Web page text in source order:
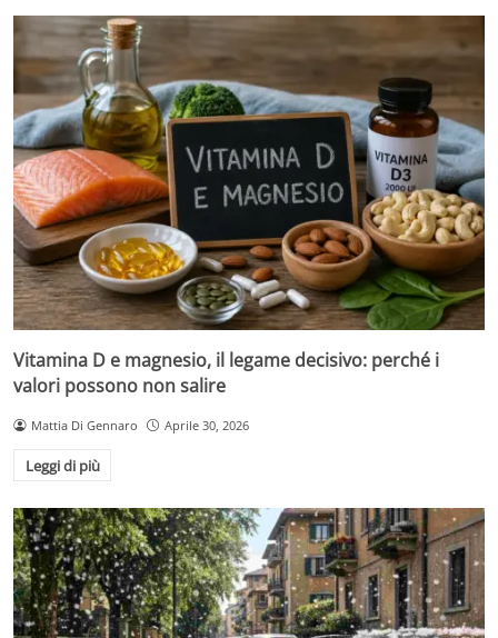
Vitamina D e magnesio, il legame decisivo: perché i
valori possono non salire
Mattia Di Gennaro Aprile 30, 2026
Leggi di più